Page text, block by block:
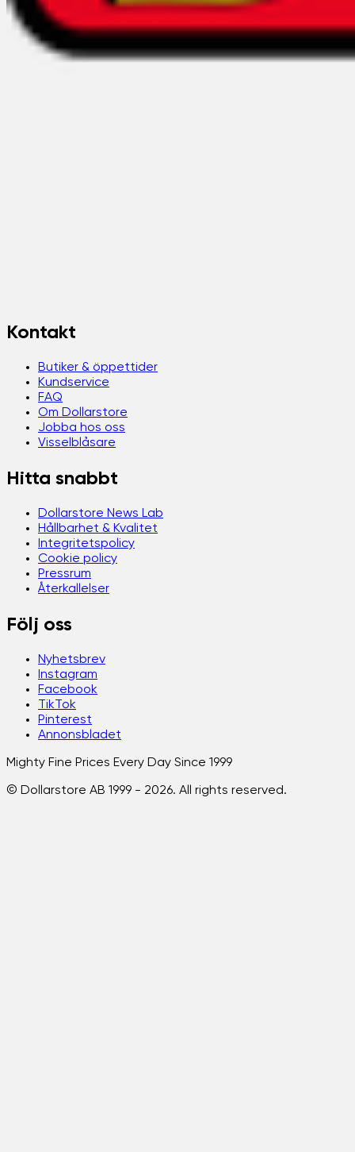
Kontakt
Butiker & öppettider
Kundservice
FAQ
Om Dollarstore
Jobba hos oss
Visselblåsare
Hitta snabbt
Dollarstore News Lab
Hållbarhet & Kvalitet
Integritetspolicy
Cookie policy
Pressrum
Återkallelser
Följ oss
Nyhetsbrev
Instagram
Facebook
TikTok
Pinterest
Annonsbladet
Mighty Fine Prices Every Day Since 1999
© Dollarstore AB 1999 - 2026. All rights reserved.